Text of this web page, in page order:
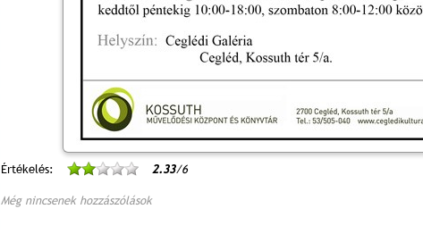
Értékelés: 2.33/6
Még nincsenek hozzászólások